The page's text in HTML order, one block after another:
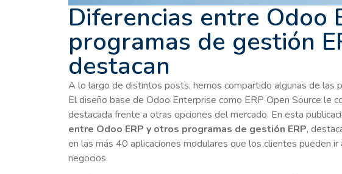
Diferencias entre Odoo
programas de gestión
destacan
A lo largo de distintos posts, hemos compartido algunas de las
El diseño base de Odoo Enterprise como ERP Open Source le
destacada frente a otras opciones del mercado. En esta
entre Odoo ERP y otros programas de gestión ERP,
en las más 40 aplicaciones modulares que los clientes pueden
negocios.